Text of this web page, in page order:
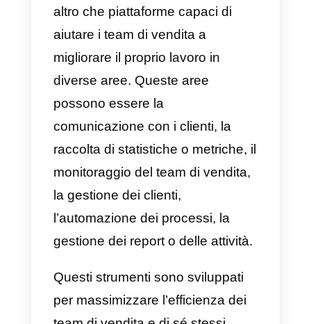
semplice e facile, migliorando la
velocità di lavoro e i risultati.
anche in grado di perfezionare la
comunicazione con i tuoi clienti
monitorare il tuo team di vendita
comprendere, con l’aiuto di
metriche molto specifiche, come
sta procedendo la tua attività nel
corso del tempo.
Cosa sono gli strumenti
per i team di vendita?